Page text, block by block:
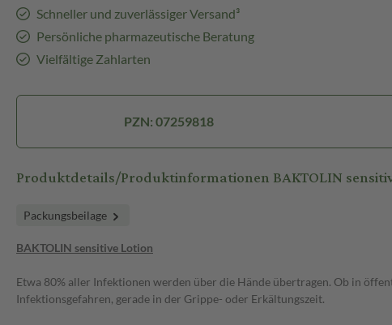
Schneller und zuverlässiger Versand³
Persönliche pharmazeutische Beratung
Vielfältige Zahlarten
PZN: 07259818
Produktdetails/Produktinformationen BAKTOLIN
Packungsbeilage
BAKTOLIN sensitive Lotion
Etwa 80% aller Infektionen werden über die Hände übertragen. Ob in
Infektionsgefahren, gerade in der Grippe- oder Erkältungszeit.